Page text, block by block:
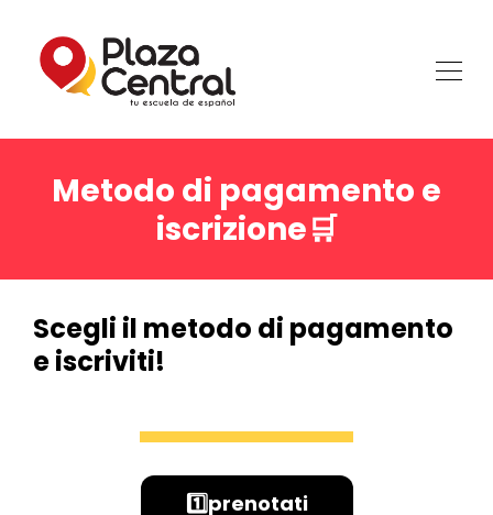
Metodo di pagamento e
iscrizione🛒
Scegli il metodo di pagamento
e iscriviti!
1️⃣prenotati